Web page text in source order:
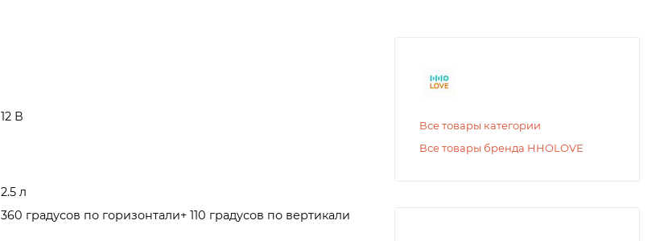
12 В
2.5 л
360 градусов по горизонтали+ 110 градусов по вертикали
Все товары категории
Все товары бренда HHOLOVE